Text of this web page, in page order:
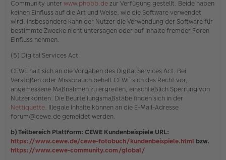
Community unter www.phpbb.dezur Verfügung gestellt. Beide haben
keinen Einfluss auf die Art und Weise, wie die Software verwendet
wird. Insbesondere kann der Nutzer die Verwendung der Software für
bestimmte Zwecke nicht untersagen oder auf Inhalte fremder Foren
Einfluss nehmen.
(5) Digital Services Act
CEWE hält sich an die Vorgaben des Digital Services Act. Bei
Verstößen oder Missbrauch behält CEWE sich das Recht vor,
angemessene Maßnahmen zu ergreifen, einschließlich Sperrung von
Nutzerkonten. Die Beurteilungsmaßstäbe finden sich in der
Nettiquette. Illegale Inhalte können an die E-Mail-Adresse
forum@cewe.de gemeldet werden.
b) Teilbereich Plattform: CEWE Kundenbeispiele URL:
https://www.cewe.de/cewe-fotobuch/kundenbeispiele.html bzw.
https://www.cewe-community.com/global/